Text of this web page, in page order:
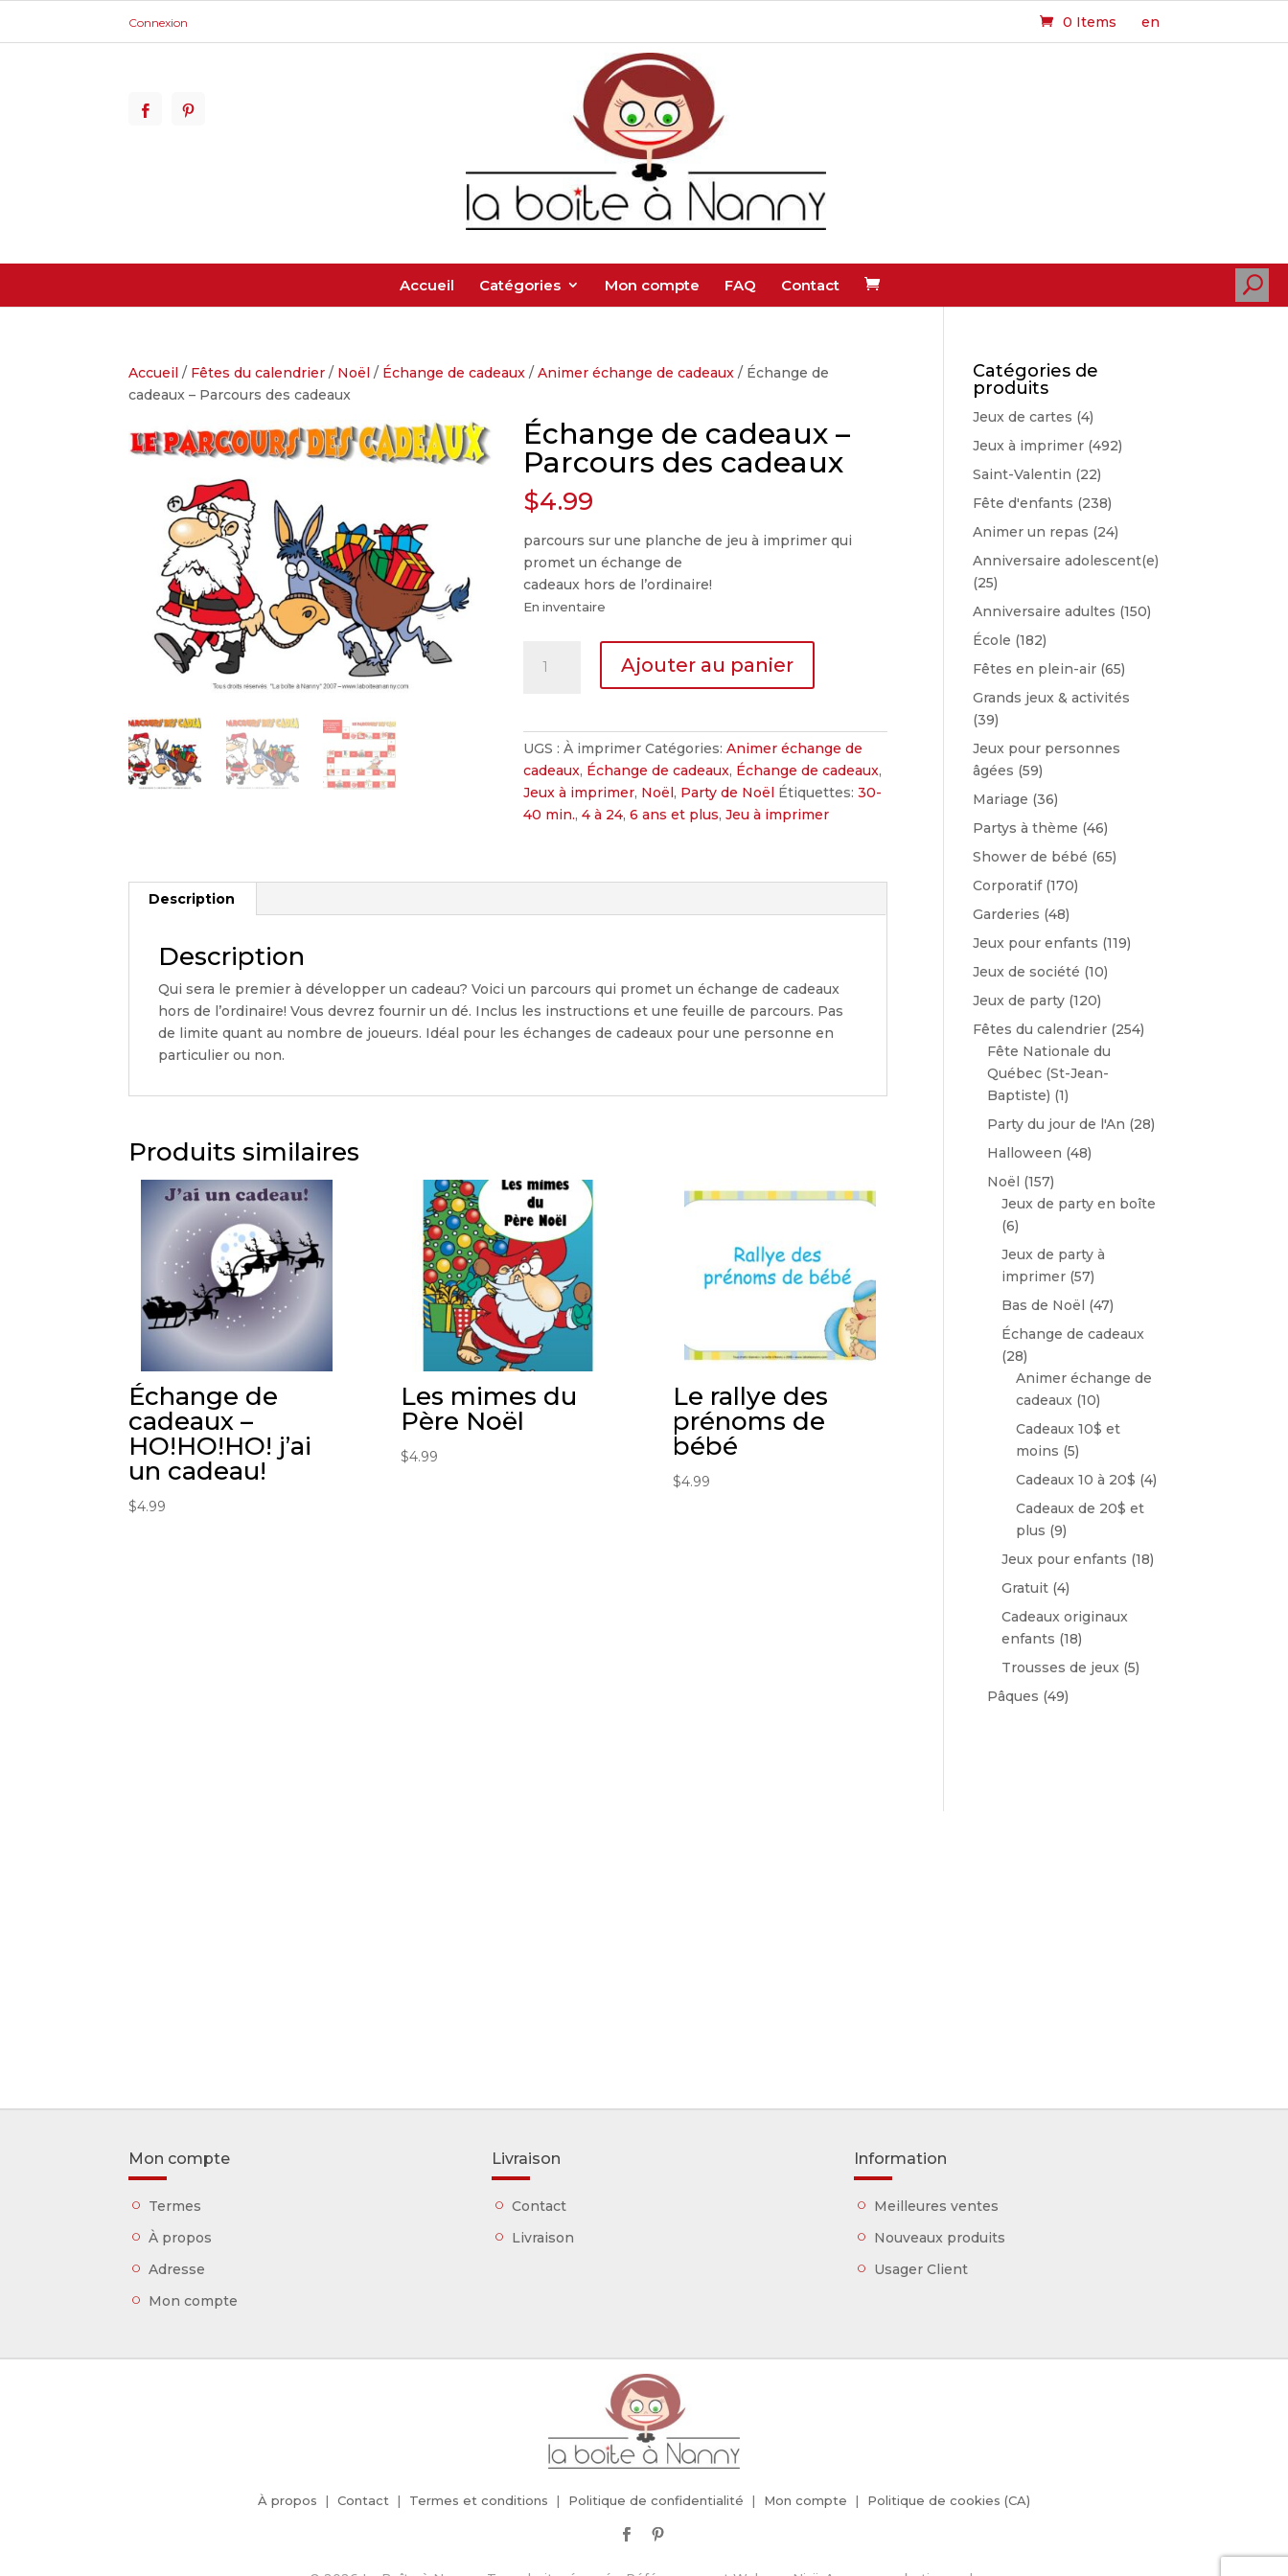
Connexion 0 Items en
Accueil Catégories Mon compte FAQ Contact U
Accueil / Fêtes du calendrier / Noël / Échange de cadeaux /Animer échange de cadeaux / Échange de
cadeaux – Parcours des cadeaux
Échange de cadeaux –
Parcours des cadeaux
$4.99
parcours sur une planche de jeu à imprimer qui
promet un échange de
cadeaux hors de l’ordinaire!
En inventaire
cadeaux
Parcours
cadeaux
Ajouter au panier
UGS :À imprimer Catégories:Animer échange de
cadeaux, Échange de cadeaux, Échange de cadeaux,
Jeux à imprimer, Noël, Party de Noël Étiquettes:30-
40 min.,4 à 24,6 ans et plus,Jeu à imprimer
Description
Description
Qui sera le premier à développer un cadeau? Voici un parcours qui promet un échange de cadeaux
hors de l’ordinaire! Vous devrez fournir un dé. Inclus les instructions et une feuille de parcours. Pas
de limite quant au nombre de joueurs. Idéal pour les échanges de cadeaux pour une personne en
particulier ou non.
Produits similaires
Échange de
cadeaux –
HO!HO!HO! j’ai
un cadeau!
$4.99
Les mimes du
Père Noël
$4.99
Le rallye des
prénoms de
bébé
$4.99
Catégories de
produits
Jeux de cartes (4)
Jeux à imprimer (492)
Saint-Valentin (22)
Fête d'enfants (238)
Animer un repas (24)
Anniversaire adolescent(e)
(25)
Anniversaire adultes (150)
École (182)
Fêtes en plein-air (65)
Grands jeux & activités
(39)
Jeux pour personnes
âgées (59)
Mariage (36)
Partys à thème (46)
Shower de bébé (65)
Corporatif (170)
Garderies (48)
Jeux pour enfants (119)
Jeux de société (10)
Jeux de party (120)
Fêtes du calendrier (254)
Fête Nationale du
Québec (St-Jean-
Baptiste) (1)
Party du jour de l'An (28)
Halloween (48)
Noël (157)
Jeux de party en boîte
(6)
Jeux de party à
imprimer (57)
Bas de Noël (47)
Échange de cadeaux
(28)
Animer échange de
cadeaux (10)
Cadeaux 10$ et
moins (5)
Cadeaux 10 à 20$ (4)
Cadeaux de 20$ et
plus (9)
Jeux pour enfants (18)
Gratuit (4)
Cadeaux originaux
enfants (18)
Trousses de jeux (5)
Pâques (49)
Mon compte
Termes
À propos
Adresse
Mon compte
Livraison
Contact
Livraison
Information
Meilleures ventes
Nouveaux produits
Usager Client
À propos Contact Termes et conditions Politique de confidentialité Mon compte Politique de cookies (CA)